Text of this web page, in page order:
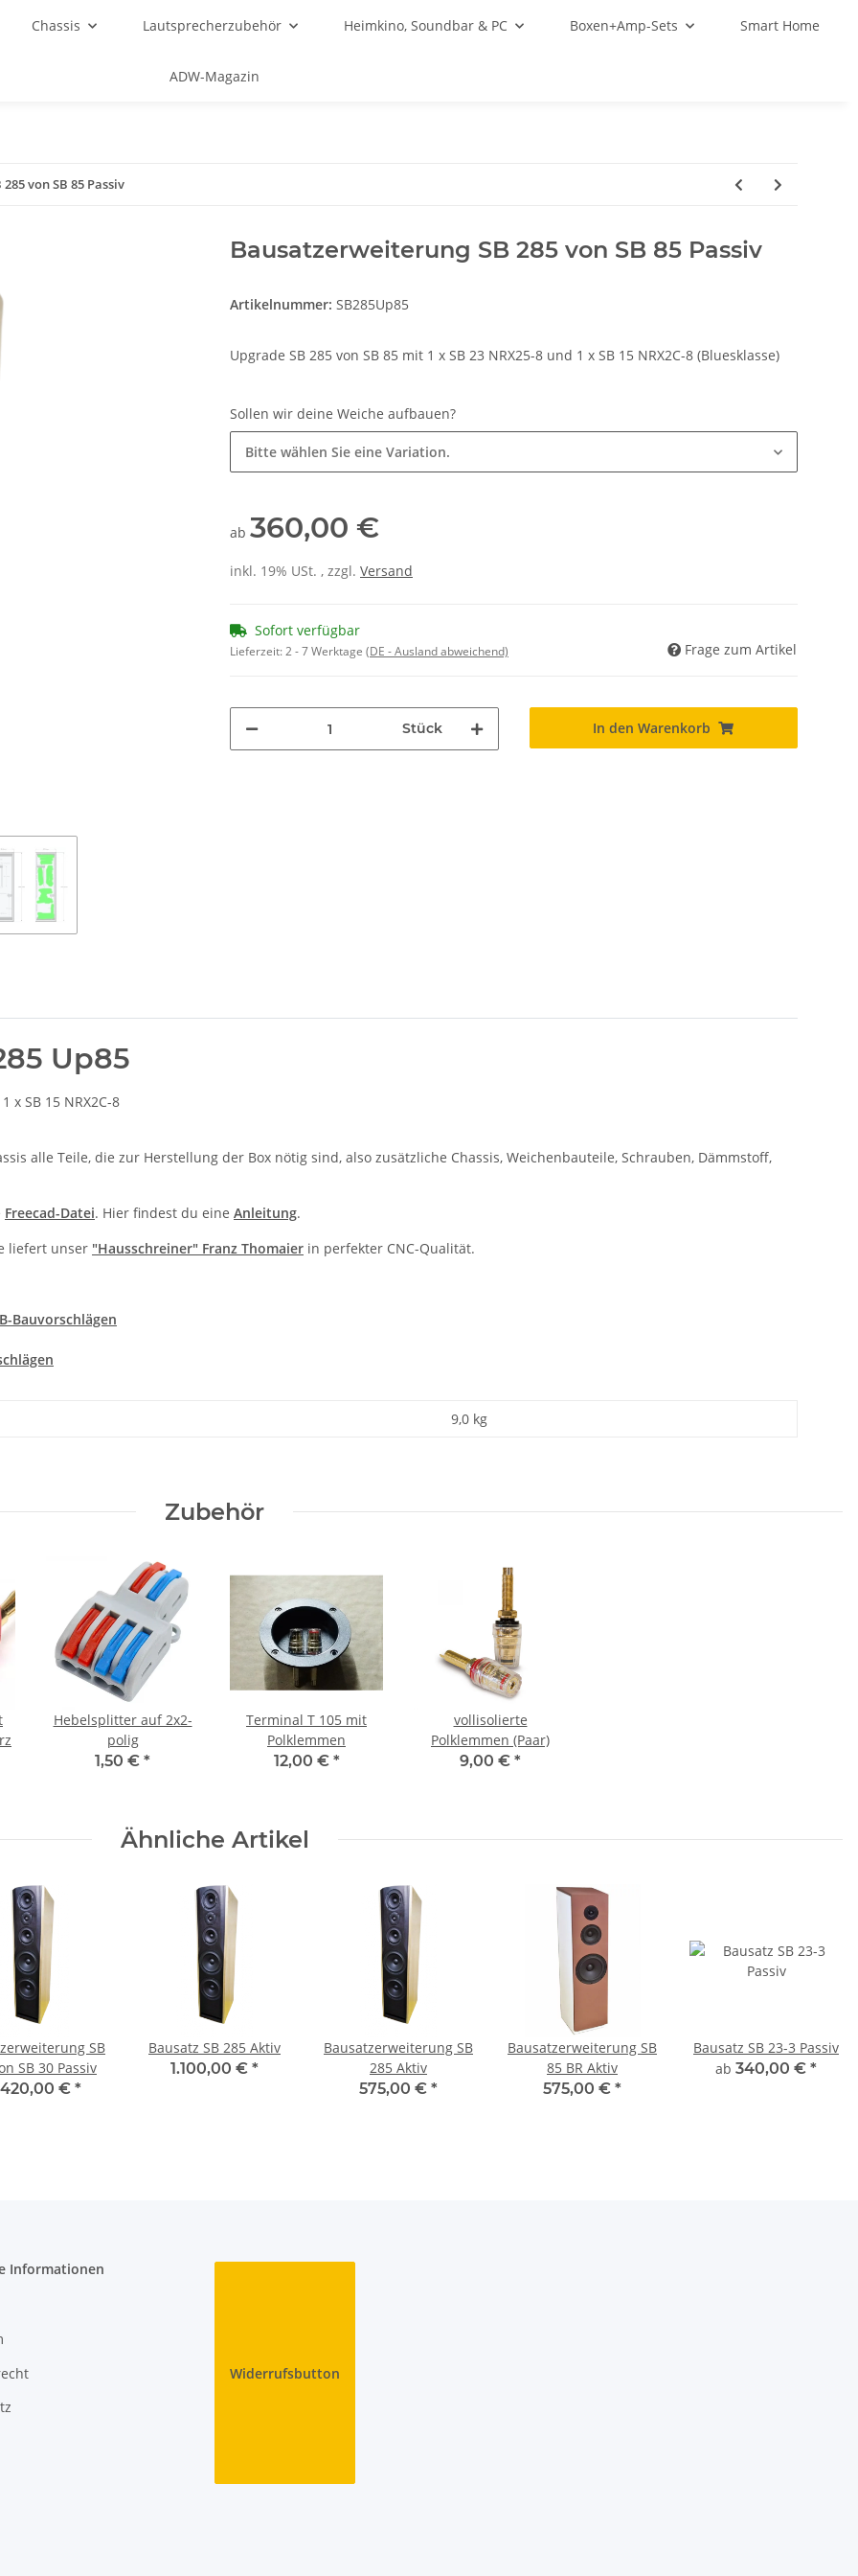
Chassis Lautsprecherzubehör Heimkino, Soundbar & PC Boxen+Amp-Sets Smart Home
ADW-Magazin
von SB 85 Passiv
Bausatzerweiterung SB 285 von SB 85 Passiv
Artikelnummer: SB285Up85
Upgrade SB 285 von SB 85 mit 1 x SB 23 NRX25-8 und 1 x SB 15 NRX2C-8 (Bluesklasse)
Sollen wir deine Weiche aufbauen?
Bitte wählen Sie eine Variation.
ab 360,00 €
inkl. 19% USt. , zzgl. Versand
Sofort verfügbar
Lieferzeit:2 - 7 Werktage (DE - Ausland abweichend) Frage zum Artikel
Stück In den Warenkorb
Up85
x SB 15 NRX2C-8
alle Teile, die zur Herstellung der Box nötig sind, also zusätzliche Chassis, Weichenbauteile, Schrauben, Dämmstoff,
Freecad-Datei. Hier findest du eine Anleitung.
liefert unser "Hausschreiner" Franz Thomaier in perfekter CNC-Qualität.
Bauvorschlägen
9,0 kg
Zubehör
Hebelsplitter auf 2x2-
polig
1,50 € *
Terminal T 105 mit
Polklemmen
12,00 € *
vollisolierte
Polklemmen (Paar)
9,00 € *
Ähnliche Artikel
SB
SB 30 Passiv
420,00 € *
Bausatz SB 285 Aktiv
1.100,00 € *
Bausatzerweiterung SB
285 Aktiv
575,00 € *
Bausatzerweiterung SB
85 BR Aktiv
575,00 € *
Bausatz SB 23-3 Passiv
ab 340,00 € *
Informationen
Widerrufsbutton